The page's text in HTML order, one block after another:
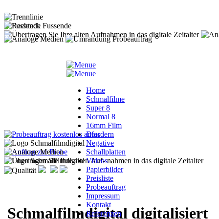
Schmalfilmdigital digitalisiert
Home
Schmalfilme
Super 8
Normal 8
16mm Film
Dias
Negative
Schallplatten
Videos
Papierbilder
Preisliste
Probeauftrag
Impressum
Kontakt
Referenzen